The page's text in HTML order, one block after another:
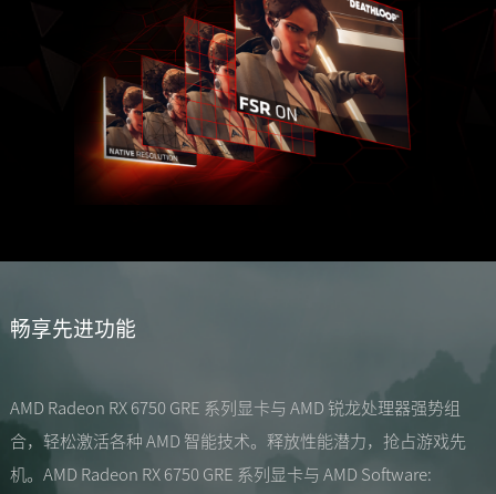
畅享先进功能
AMD Radeon RX 6750 GRE 系列显卡与 AMD 锐龙处理器强势组
合，轻松激活各种 AMD 智能技术。释放性能潜力，抢占游戏先
机。AMD Radeon RX 6750 GRE 系列显卡与 AMD Software: